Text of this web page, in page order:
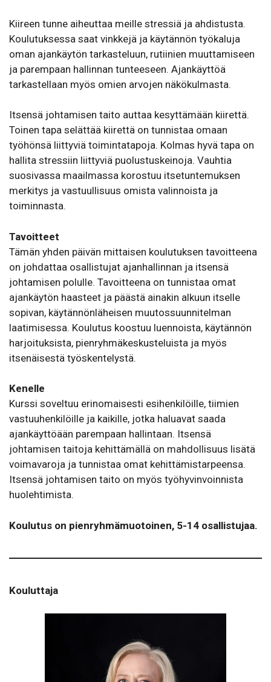
Kiireen tunne aiheuttaa meille stressiä ja ahdistusta.
Koulutuksessa saat vinkkejä ja käytännön työkaluja
oman ajankäytön tarkasteluun, rutiinien muuttamiseen
ja parempaan hallinnan tunteeseen. Ajankäyttöä
tarkastellaan myös omien arvojen näkökulmasta.
Itsensä johtamisen taito auttaa kesyttämään kiirettä.
Toinen tapa selättää kiirettä on tunnistaa omaan
työhönsä liittyviä toimintatapoja. Kolmas hyvä tapa on
hallita stressiin liittyviä puolustuskeinoja. Vauhtia
suosivassa maailmassa korostuu itsetuntemuksen
merkitys ja vastuullisuus omista valinnoista ja
toiminnasta.
Tavoitteet
Tämän yhden päivän mittaisen koulutuksen tavoitteena
on johdattaa osallistujat ajanhallinnan ja itsensä
johtamisen polulle. Tavoitteena on tunnistaa omat
ajankäytön haasteet ja päästä ainakin alkuun itselle
sopivan, käytännönläheisen muutossuunnitelman
laatimisessa. Koulutus koostuu luennoista, käytännön
harjoituksista, pienryhmäkeskusteluista ja myös
itsenäisestä työskentelystä.
Kenelle
Kurssi soveltuu erinomaisesti esihenkilöille, tiimien
vastuuhenkilöille ja kaikille, jotka haluavat saada
ajankäyttöään parempaan hallintaan. Itsensä
johtamisen taitoja kehittämällä on mahdollisuus lisätä
voimavaroja ja tunnistaa omat kehittämistarpeensa.
Itsensä johtamisen taito on myös työhyvinvoinnista
huolehtimista.
Koulutus on pienryhmämuotoinen, 5-14 osallistujaa.
Kouluttaja